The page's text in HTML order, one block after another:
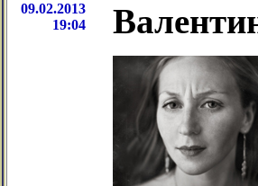
09.02.2013
19:04